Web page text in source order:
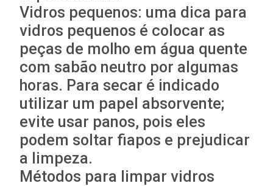
Vidros pequenos: uma dica para
vidros pequenos é colocar as
peças de molho em água quente
com sabão neutro por algumas
horas. Para secar é indicado
utilizar um papel absorvente;
evite usar panos, pois eles
podem soltar fiapos e prejudicar
a limpeza.
Métodos para limpar vidros